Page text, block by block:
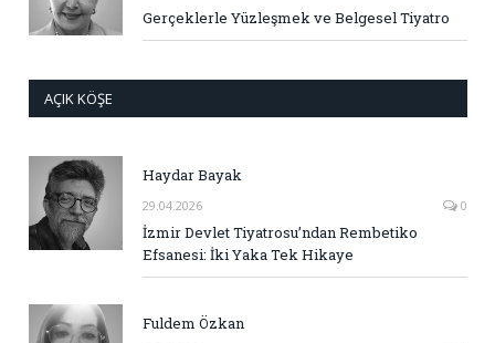
Gerçeklerle Yüzleşmek ve Belgesel Tiyatro
AÇIK KÖŞE
Haydar Bayak
29.04.2026 0
İzmir Devlet Tiyatrosu’ndan Rembetiko
Efsanesi: İki Yaka Tek Hikaye
Fuldem Özkan